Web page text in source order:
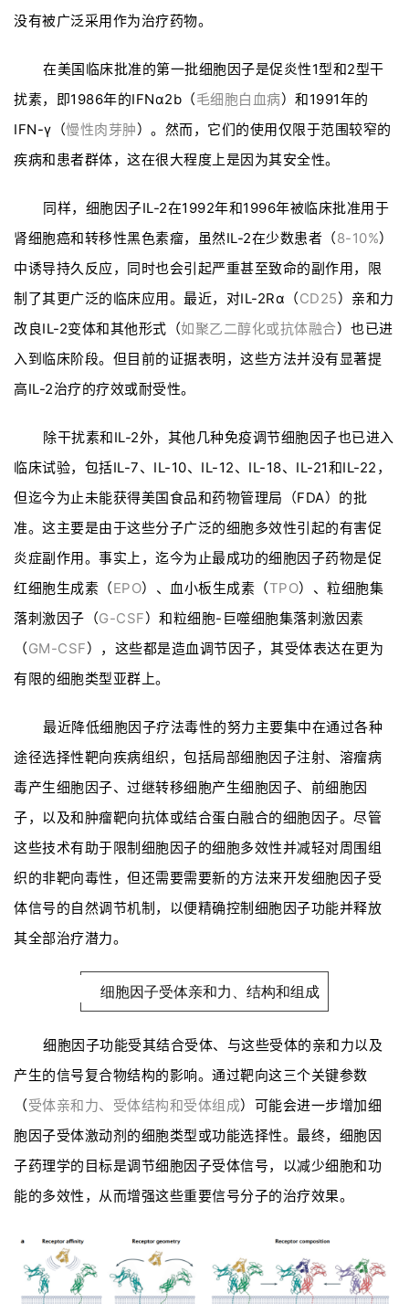
没有被广泛采用作为治疗药物。
在美国临床批准的第一批细胞因子是促炎性1型和2型干
扰素，即1986年的IFNα2b（毛细胞白血病）和1991年的
IFN-γ（慢性肉芽肿）。然而，它们的使用仅限于范围较窄的
疾病和患者群体，这在很大程度上是因为其安全性。
同样，细胞因子IL-2在1992年和1996年被临床批准用于
肾细胞癌和转移性黑色素瘤，虽然IL-2在少数患者（8-10%）
中诱导持久反应，同时也会引起严重甚至致命的副作用，限
制了其更广泛的临床应用。最近，对IL-2Rα（CD25）亲和力
改良IL-2变体和其他形式（如聚乙二醇化或抗体融合）也已进
入到临床阶段。但目前的证据表明，这些方法并没有显著提
高IL-2治疗的疗效或耐受性。
除干扰素和IL-2外，其他几种免疫调节细胞因子也已进入
临床试验，包括IL-7、IL-10、IL-12、IL-18、IL-21和IL-22，
但迄今为止未能获得美国食品和药物管理局（FDA）的批
准。这主要是由于这些分子广泛的细胞多效性引起的有害促
炎症副作用。事实上，迄今为止最成功的细胞因子药物是促
红细胞生成素（EPO）、血小板生成素（TPO）、粒细胞集
落刺激因子（G-CSF）和粒细胞-巨噬细胞集落刺激因素
（GM-CSF），这些都是造血调节因子，其受体表达在更为
有限的细胞类型亚群上。
最近降低细胞因子疗法毒性的努力主要集中在通过各种
途径选择性靶向疾病组织，包括局部细胞因子注射、溶瘤病
毒产生细胞因子、过继转移细胞产生细胞因子、前细胞因
子，以及和肿瘤靶向抗体或结合蛋白融合的细胞因子。尽管
这些技术有助于限制细胞因子的细胞多效性并减轻对周围组
织的非靶向毒性，但还需要需要新的方法来开发细胞因子受
体信号的自然调节机制，以便精确控制细胞因子功能并释放
其全部治疗潜力。
细胞因子受体亲和力、结构和组成
细胞因子功能受其结合受体、与这些受体的亲和力以及
产生的信号复合物结构的影响。通过靶向这三个关键参数
（受体亲和力、受体结构和受体组成）可能会进一步增加细
胞因子受体激动剂的细胞类型或功能选择性。最终，细胞因
子药理学的目标是调节细胞因子受体信号，以减少细胞和功
能的多效性，从而增强这些重要信号分子的治疗效果。